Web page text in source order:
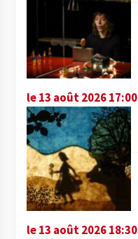
le 13 août 2026 17:00
le 13 août 2026 18:30